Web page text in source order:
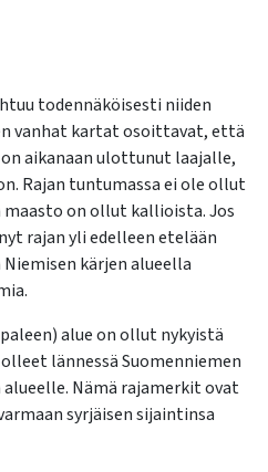
todennäköisesti niiden
vanhat kartat osoittavat, että
aikanaan ulottunut laajalle,
Rajan tuntumassa ei ole ollut
on ollut kallioista. Jos
rajan yli edelleen etelään
kärjen alueella
alue on ollut nykyistä
lännessä Suomenniemen
Nämä rajamerkit ovat
syrjäisen sijaintinsa